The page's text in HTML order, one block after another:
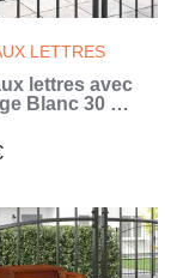
LETTRES
lettres avec
Blanc 30 x